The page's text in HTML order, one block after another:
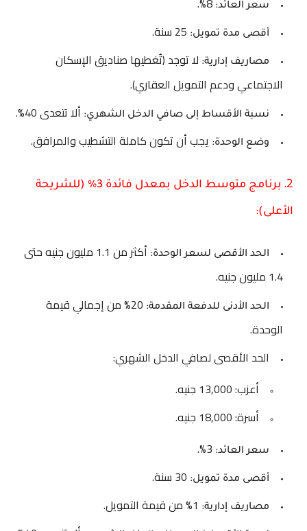
سعر العائد:
أقصى مدة تمويل:
مصاريف إدارية: لا توجد (تُغطيها صناديق الإسكان
الاجتماعي ودعم التمويل العقاري).
نسبة الأقساط إلى صافي الدخل الشهري: ألا تتعدى 40%.
وضع الوحدة: يجب أن تكون كاملة التشطيب والمرافق.
2. برنامج متوسط الدخل بمعدل فائدة 3% (للشريحة
الأعلى):
الحد الأقصى لسعر الوحدة:
أكثر من 1.1 مليون جنيه حتى
1.4 مليون جنيه.
الحد الأدنى للدفعة المقدمة:
20% من إجمالي قيمة
الوحدة.
الحد الأقصى لصافي الدخل الشهري:
أعزب: 13,000 جنيه.
أسرة: 18,000 جنيه.
سعر العائد:
أقصى مدة تمويل:
مصاريف إدارية: